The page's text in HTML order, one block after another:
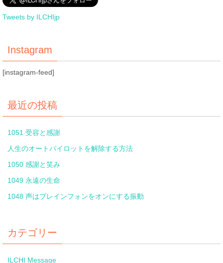
Tweets by ILCHIjp
Instagram
[instagram-feed]
最近の投稿
1051 受容と感謝
人生のオートパイロットを解除する方法
1050 感謝と笑み
1049 永遠の生命
1048 声はブレインフォンをオンにする振動
カテゴリー
ILCHI Message